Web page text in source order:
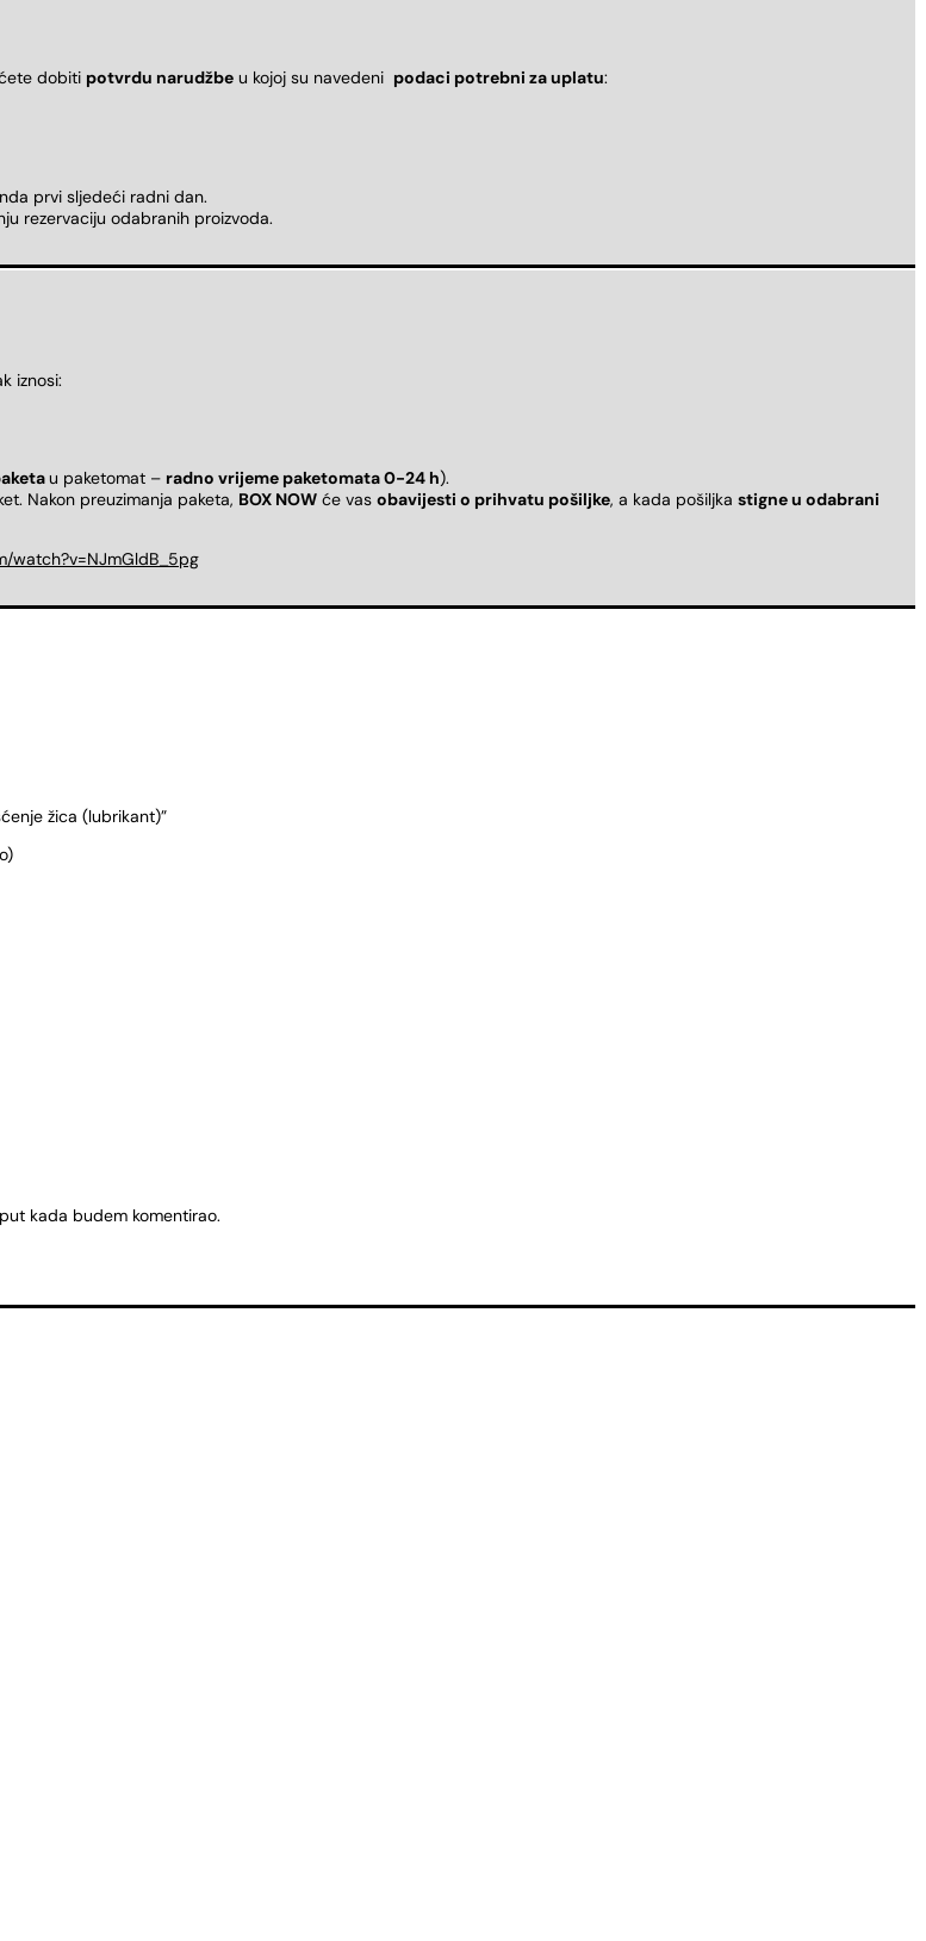
dobiti potvrdu narudžbe u kojoj su navedeni podaci potrebni za uplatu:
prvi sljedeći radni dan.
rezervaciju odabranih proizvoda.
iznosi:
u paketomat – radno vrijeme paketomata 0-24 h).
Nakon preuzimanja paketa, BOX NOW će vas obavijesti o prihvatu pošiljke, a kada pošiljka stigne u odabrani
watch?v=NJmGldB_5pg
žica (lubrikant)”
kada budem komentirao.